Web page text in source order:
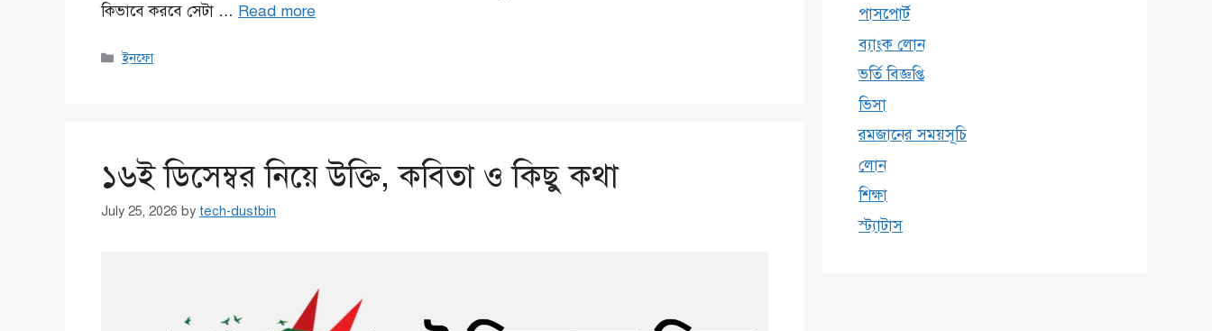
কিভাবে করবে সেটা … Read more
Categories
ইনফো
১৬ই ডিসেম্বর নিয়ে উক্তি, কবিতা ও কিছু কথা
July 25, 2026 by tech-dustbin
পাসপোর্ট
ব্যাংক লোন
ভর্তি বিজ্ঞপ্তি
ভিসা
রমজানের সময়সূচি
লোন
শিক্ষা
স্ট্যাটাস